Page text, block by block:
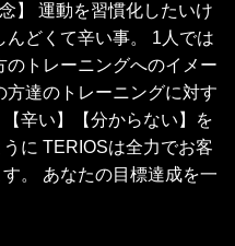
】 運動を習慣化したいけ
んどくて辛い事。 1人では
トレーニングへのイメー
方達のトレーニングに対す
辛い】【分からない】を
に TERIOSは全力でお客
。 あなたの目標達成を一